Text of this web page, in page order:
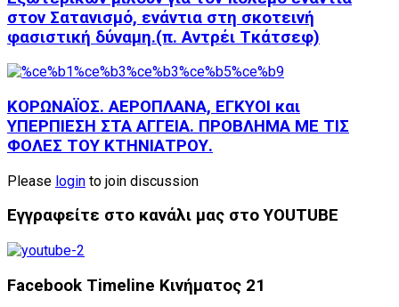
στον Σατανισμό, ενάντια στη σκοτεινή
φασιστική δύναμη.(π. Αντρέι Τκάτσεφ)
ΚΟΡΩΝΑΪΟΣ. ΑΕΡΟΠΛΑΝΑ, ΕΓΚΥΟΙ και
YΠΕΡΠΙΕΣΗ ΣΤΑ ΑΓΓΕΙΑ. ΠΡΟΒΛΗΜΑ ΜΕ ΤΙΣ
ΦΟΛΕΣ ΤΟΥ ΚΤΗΝΙΑΤΡΟΥ.
Please login to join discussion
Εγγραφείτε στο κανάλι μας στο YOUTUBE
Facebook Timeline Κινήματος 21